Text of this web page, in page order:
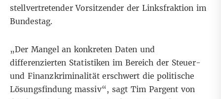
stellvertretender Vorsitzender der Linksfraktion im
Bundestag.
„Der Mangel an konkreten Daten und
differenzierten Statistiken im Bereich der Steuer-
und Finanzkriminalität erschwert die politische
Lösungsfindung massiv“, sagt Tim Pargent von